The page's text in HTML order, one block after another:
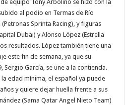
equipo Tony Arbolino se hizo con la
al podio en Termas de Río
Sprinta Racing), y figuras
Dubai) y Alonso López (Estrella
resultados. López también tiene una
este fin de semana, ya que su
García, se une a la contienda.
edad mínima, el español ya puede
y quiere dejar huella frente a sus
(Sama Qatar Angel Nieto Team)